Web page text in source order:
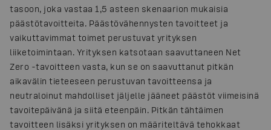
tasoon, joka vastaa 1,5 asteen skenaarion mukaisia
päästötavoitteita. Päästövähennysten tavoitteet ja
vaikuttavimmat toimet perustuvat yrityksen
liiketoimintaan. Yrityksen katsotaan saavuttaneen Net
Zero -tavoitteen vasta, kun se on saavuttanut pitkän
aikavälin tieteeseen perustuvan tavoitteensa ja
neutraloinut mahdolliset jäljelle jääneet päästöt viimeisinä
tavoitepäivänä ja siitä eteenpäin. Pitkän tähtäimen
tavoitteen lisäksi yrityksen on määriteltävä tehokkaat